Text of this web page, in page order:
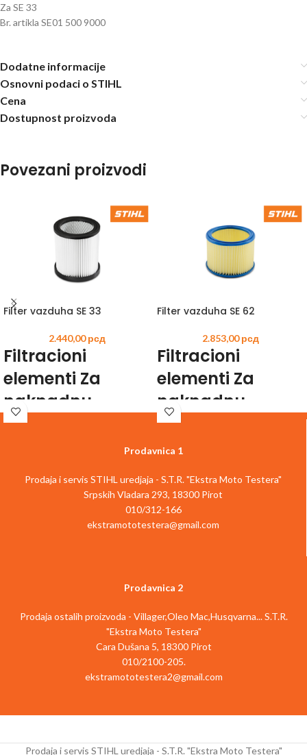
Za SE 33
Br. artikla SE01 500 9000
Dodatne informacije
Osnovni podaci o STIHL
Cena
Dostupnost proizvoda
Povezani proizvodi
Filter vazduha SE 33
2.440,00рсд
Filtracioni
elementi Za
naknadnu
ugradnju ili
Filter vazduha SE 62
2.853,00рсд
Filtracioni
elementi Za
naknadnu
ugradnju ili
rezervu.
5900
Prodavnica 1
Prodaja i servis STIHL uredjaja - S.T.R. "Ekstra Moto Testera"
Srpskih Vladara 293, 18300 Pirot
010/312-166
ekstramototestera@gmail.com
Prodavnica 2
Prodaja ostalih proizvoda - Villager,Oleo Mac,Husqvarna... S.T.R.
"Ekstra Moto Testera"
Cara Dušana 5, 18300 Pirot
010/2100-205.
ekstramototestera2@gmail.com
Prodaja i servis STIHL uredjaja - S.T.R. "Ekstra Moto Testera"